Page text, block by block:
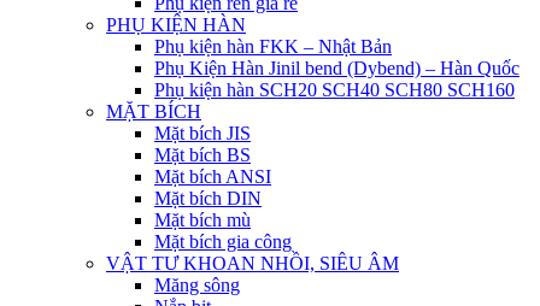
PHỤ KIỆN HÀN
Phụ kiện hàn FKK – Nhật Bản
Phụ Kiện Hàn Jinil bend (Dybend) – Hàn Quốc
Phụ kiện hàn SCH20 SCH40 SCH80 SCH160
MẶT BÍCH
Mặt bích JIS
Mặt bích BS
Mặt bích ANSI
Mặt bích DIN
Mặt bích mù
Mặt bích gia công
VẬT TƯ KHOAN NHỒI, SIÊU ÂM
Măng sông